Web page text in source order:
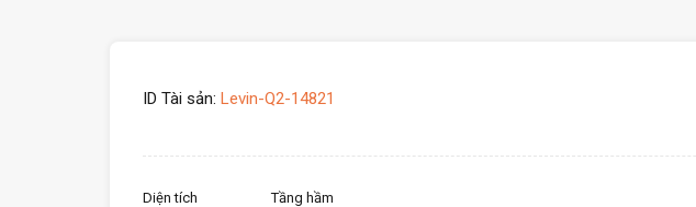
ID Tài sản: Levin-Q2-14821
Diện tích Tầng hầm